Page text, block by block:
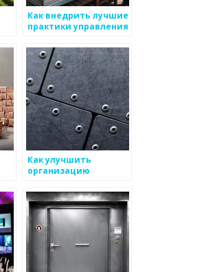
Как внедрить лучшие
практики управления
металлоизделий
Как улучшить
организацию
процесса